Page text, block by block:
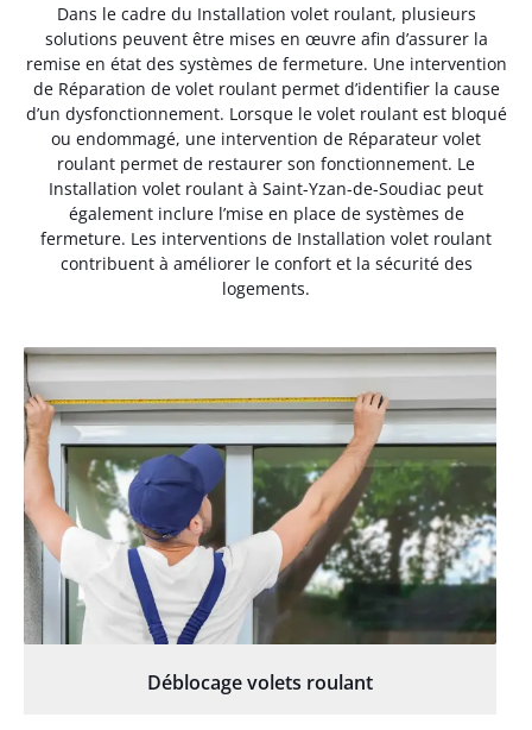
Dans le cadre du Installation volet roulant, plusieurs
solutions peuvent être mises en œuvre afin d’assurer la
remise en état des systèmes de fermeture. Une intervention
de Réparation de volet roulant permet d’identifier la cause
d’un dysfonctionnement. Lorsque le volet roulant est bloqué
ou endommagé, une intervention de Réparateur volet
roulant permet de restaurer son fonctionnement. Le
Installation volet roulant à Saint-Yzan-de-Soudiac peut
également inclure l’mise en place de systèmes de
fermeture. Les interventions de Installation volet roulant
contribuent à améliorer le confort et la sécurité des
logements.
Déblocage volets roulant